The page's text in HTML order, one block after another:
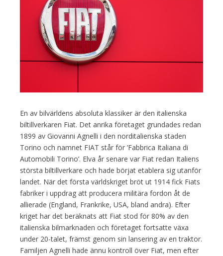
En av bilvärldens absoluta klassiker är den italienska
biltillverkaren Fiat. Det anrika företaget grundades redan
1899 av Giovanni Agnelli i den norditalienska staden
Torino och namnet FIAT står för ’Fabbrica Italiana di
Automobili Torino’. Elva år senare var Fiat redan Italiens
största biltillverkare och hade börjat etablera sig utanför
landet. När det första världskriget bröt ut 1914 fick Fiats
fabriker i uppdrag att producera militära fordon åt de
allierade (England, Frankrike, USA, bland andra). Efter
kriget har det beräknats att Fiat stod för 80% av den
italienska bilmarknaden och företaget fortsatte växa
under 20-talet, främst genom sin lansering av en traktor.
Familjen Agnelli hade ännu kontroll över Fiat, men efter